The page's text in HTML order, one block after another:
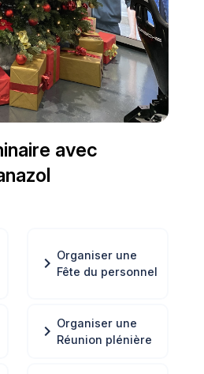
avec
chevron_right Organiser une
Fête du personnel
chevron_right Organiser une
Réunion plénière